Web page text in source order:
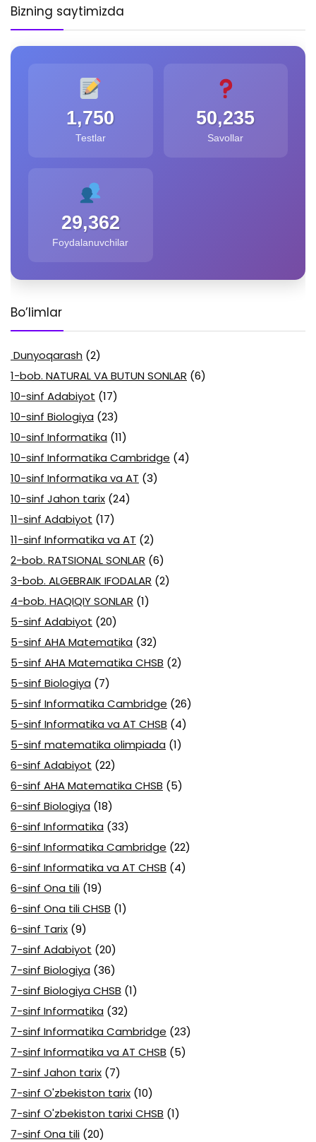
Bizning saytimizda
1,750
Testlar
50,235
Savollar
29,362
Foydalanuvchilar
Bo’limlar
Dunyoqarash (2)
1-bob. NATURAL VA BUTUN SONLAR (6)
10-sinf Adabiyot (17)
10-sinf Biologiya (23)
10-sinf Informatika (11)
10-sinf Informatika Cambridge (4)
10-sinf Informatika va AT (3)
10-sinf Jahon tarix (24)
11-sinf Adabiyot (17)
11-sinf Informatika va AT (2)
2-bob. RATSIONAL SONLAR (6)
3-bob. ALGEBRAIK IFODALAR (2)
4-bob. HAQIQIY SONLAR (1)
5-sinf Adabiyot (20)
5-sinf AHA Matematika (32)
5-sinf AHA Matematika CHSB (2)
5-sinf Biologiya (7)
5-sinf Informatika Cambridge (26)
5-sinf Informatika va AT CHSB (4)
5-sinf matematika olimpiada (1)
6-sinf Adabiyot (22)
6-sinf AHA Matematika CHSB (5)
6-sinf Biologiya (18)
6-sinf Informatika (33)
6-sinf Informatika Cambridge (22)
6-sinf Informatika va AT CHSB (4)
6-sinf Ona tili (19)
6-sinf Ona tili CHSB (1)
6-sinf Tarix (9)
7-sinf Adabiyot (20)
7-sinf Biologiya (36)
7-sinf Biologiya CHSB (1)
7-sinf Informatika (32)
7-sinf Informatika Cambridge (23)
7-sinf Informatika va AT CHSB (5)
7-sinf Jahon tarix (7)
7-sinf O'zbekiston tarix (10)
7-sinf O'zbekiston tarixi CHSB (1)
7-sinf Ona tili (20)